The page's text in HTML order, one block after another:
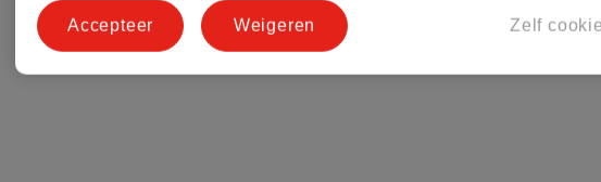
Zelf
Weigeren
Accepteer